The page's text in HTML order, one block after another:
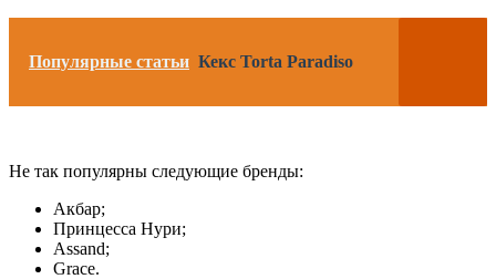
Популярные статьи Кекс Torta Paradiso
Не так популярны следующие бренды:
Акбар;
Принцесса Нури;
Assand;
Grace.